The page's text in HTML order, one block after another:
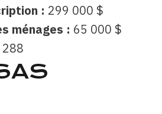
: 299 000 $
ménages : 65 000 $